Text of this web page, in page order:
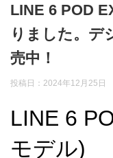
LINE 6 POD
りました。デ
売中！
投稿日：2024年12月25日
LINE 6
モデル)